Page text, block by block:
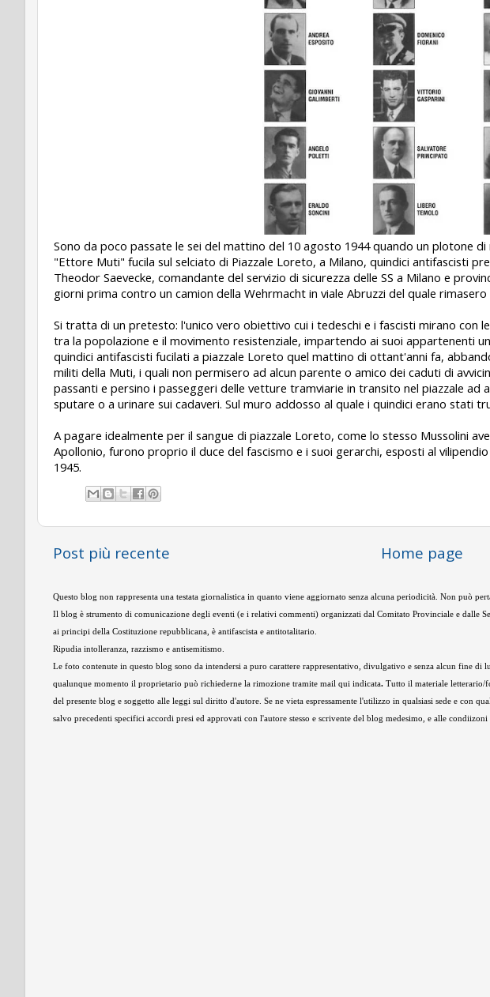
Sono da poco passate le sei del mattino del 10 agosto 1944 quando un plotone
"Ettore Muti" fucila sul selciato di Piazzale Loreto, a Milano, quindici antifascisti
Theodor Saevecke, comandante del servizio di sicurezza delle SS a Milano e
giorni prima contro un camion della Wehrmacht in viale Abruzzi del quale
Si tratta di un pretesto: l'unico vero obiettivo cui i tedeschi e i fascisti mirano con
tra la popolazione e il movimento resistenziale, impartendo ai suoi appartenenti
quindici antifascisti fucilati a piazzale Loreto quel mattino di ottant'anni fa,
militi della Muti, i quali non permisero ad alcun parente o amico dei caduti di
passanti e persino i passeggeri delle vetture tramviarie in transito nel piazzale
sputare o a urinare sui cadaveri. Sul muro addosso al quale i quindici erano stati
A pagare idealmente per il sangue di piazzale Loreto, come lo stesso Mussolini
Apollonio, furono proprio il duce del fascismo e i suoi gerarchi, esposti al
1945.
Post più recente Home page
Questo blog non rappresenta una testata giornalistica in quanto viene aggiornato senza alcuna periodicità. Non può
Il blog è strumento di comunicazione degli eventi (e i relativi commenti) organizzati dal Comitato Provinciale e dalle
ai principi della Costituzione repubblicana, è antifascista e antitotalitario.
Ripudia intolleranza, razzismo e antisemitismo.
Le foto contenute in questo blog sono da intendersi a puro carattere rappresentativo, divulgativo e senza alcun fine
qualunque momento il proprietario può richiederne la rimozione tramite mail qui indicata. Tutto il materiale letterario/
del presente blog e soggetto alle leggi sul diritto d'autore. Se ne vieta espressamente l'utilizzo in qualsiasi sede e con
salvo precedenti specifici accordi presi ed approvati con l'autore stesso e scrivente del blog medesimo, e alle